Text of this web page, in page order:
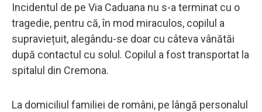
Incidentul de pe Via Caduana nu s-a terminat cu o
tragedie, pentru că, în mod miraculos, copilul a
supraviețuit, alegându-se doar cu câteva vânătăi
după contactul cu solul. Copilul a fost transportat la
spitalul din Cremona.
La domiciliul familiei de români, pe lângă personalul